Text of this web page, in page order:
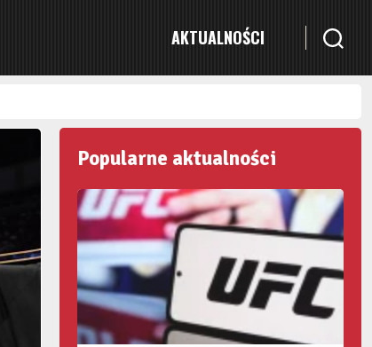
AKTUALNOŚCI
Popularne aktualności